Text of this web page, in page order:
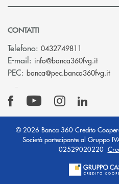
CONTATTI
Telefono: 0432749811
E-mail: info@banca360fvg.it(si
PEC: banca@pec.banca360fvg.it
© 2026 Banca 360 Credito
Società partecipante al Gruppo
02529020220